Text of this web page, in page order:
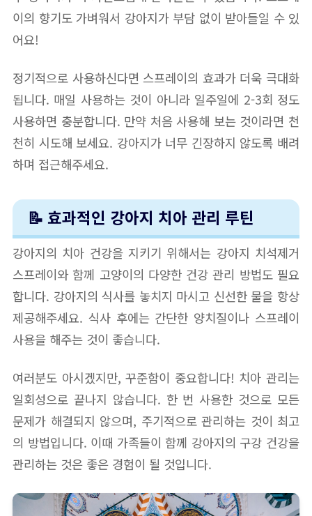
이의 향기도 가벼워서 강아지가 부담 없이 받아들일 수 있
어요!
정기적으로 사용하신다면 스프레이의 효과가 더욱 극대화
됩니다. 매일 사용하는 것이 아니라 일주일에 2-3회 정도
사용하면 충분합니다. 만약 처음 사용해 보는 것이라면 천
천히 시도해 보세요. 강아지가 너무 긴장하지 않도록 배려
하며 접근해주세요.
📝 효과적인 강아지 치아 관리 루틴
강아지의 치아 건강을 지키기 위해서는 강아지 치석제거
스프레이와 함께 고양이의 다양한 건강 관리 방법도 필요
합니다. 강아지의 식사를 놓치지 마시고 신선한 물을 항상
제공해주세요. 식사 후에는 간단한 양치질이나 스프레이
사용을 해주는 것이 좋습니다.
여러분도 아시겠지만, 꾸준함이 중요합니다! 치아 관리는
일회성으로 끝나지 않습니다. 한 번 사용한 것으로 모든
문제가 해결되지 않으며, 주기적으로 관리하는 것이 최고
의 방법입니다. 이때 가족들이 함께 강아지의 구강 건강을
관리하는 것은 좋은 경험이 될 것입니다.